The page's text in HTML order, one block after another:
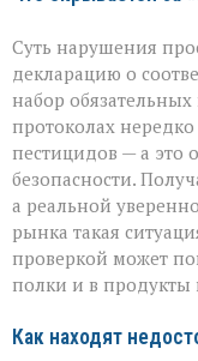
Суть нарушения
декларацию о
набор
протоколах нередко
пестицидов — а это
безопасности.
а реальной
рынка такая
проверкой может
полки и в продукты
Как находят